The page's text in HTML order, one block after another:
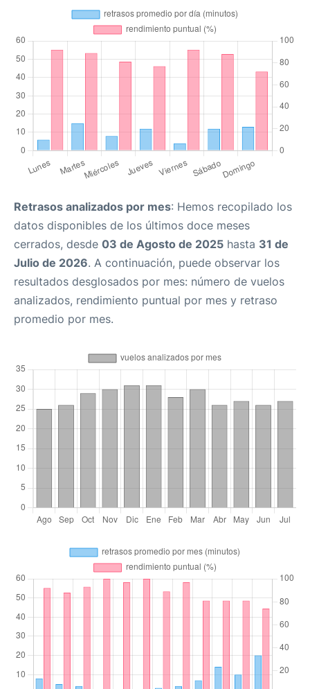
Retrasos analizados por mes: Hemos recopilado los
datos disponibles de los últimos doce meses
cerrados, desde 03 de Agosto de 2025 hasta 31 de
Julio de 2026. A continuación, puede observar los
resultados desglosados por mes: número de vuelos
analizados, rendimiento puntual por mes y retraso
promedio por mes.